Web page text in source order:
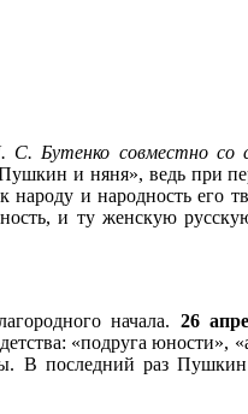
С. Бутенко совместно
и няня», ведь при
и народность его
и ту женскую русскую
начала. 26
«подруга юности»,
В последний раз